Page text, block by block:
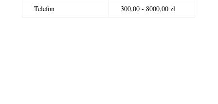
Telefon
300,00 - 8000,00 zł